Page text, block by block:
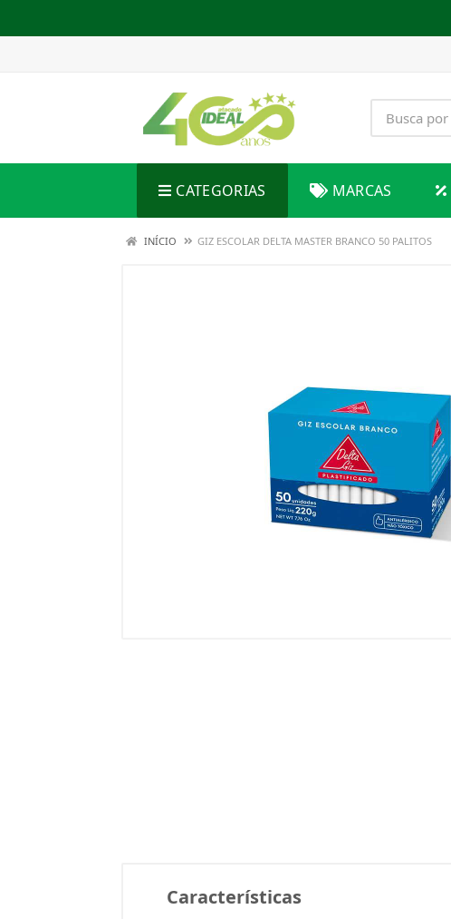
CATEGORIAS MARCAS
INÍCIO GIZ ESCOLAR DELTA MASTER BRANCO 50 PALITOS
Características